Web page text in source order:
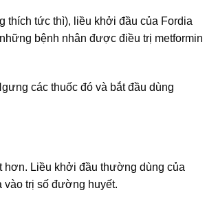
thích tức thì), liều khởi đầu của Fordia
bệnh nhân được điều trị metformin
các thuốc đó và bắt đầu dùng
hơn. Liều khởi đầu thường dùng của
vào trị số đường huyết.